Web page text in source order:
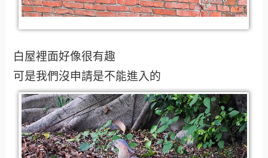
白屋裡面好像很有趣
可是我們沒申請是不能進入的